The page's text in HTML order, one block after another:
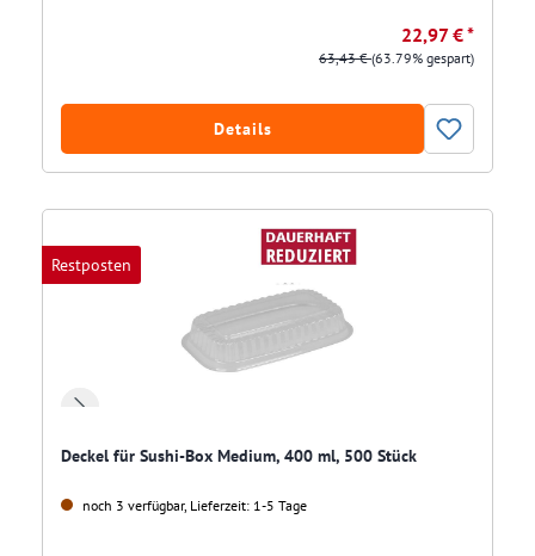
22,97 € *
63,43 €(63.79% gespart)
Details
Restposten
Deckel für Sushi-Box Medium, 400 ml, 500 Stück
noch 3 verfügbar, Lieferzeit: 1-5 Tage